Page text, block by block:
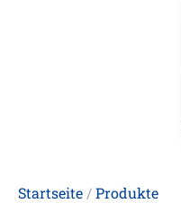
Startseite/Produkte